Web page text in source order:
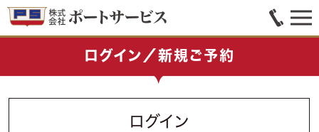
ログイン／新規ご予約
ログイン